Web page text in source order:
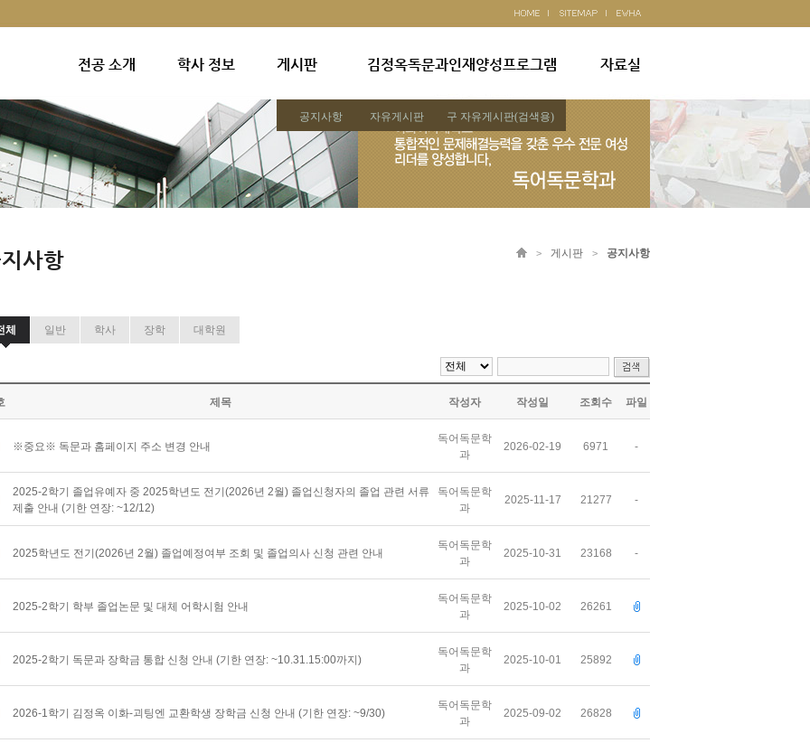
전공 소개 학사 정보 게시판
공지사항 자유게시판 구 자유게시판(검색용)
김정옥독문과인재양성프로그램 자료실
체 일반 학사 장학 대학원
제목 작성자 작성일 조회수 파일
※중요※ 독문과 홈페이지 주소 변경 안내
독어독문학
과
2026-02-19 6971 -
2025-2학기 졸업유예자 중 2025학년도 전기(2026년 2월) 졸업신청자의 졸업 관련 서류
제출 안내 (기한 연장: ~12/12)
독어독문학
과
2025-11-17 21277 -
2025학년도 전기(2026년 2월) 졸업예정여부 조회 및 졸업의사 신청 관련 안내
독어독문학
과
2025-10-31 23168 -
2025-2학기 학부 졸업논문 및 대체 어학시험 안내
독어독문학
과
2025-10-02 26261
2025-2학기 독문과 장학금 통합 신청 안내 (기한 연장: ~10.31.15:00까지)
독어독문학
과
2025-10-01 25892
2026-1학기 김정옥 이화-괴팅엔 교환학생 장학금 신청 안내 (기한 연장: ~9/30)
독어독문학
과
2025-09-02 26828
사항 > 게시판 > 공지사항